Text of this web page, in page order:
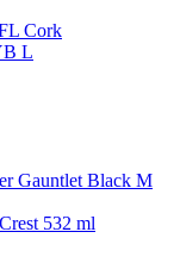
Cork
L
Gauntlet Black M
532 ml